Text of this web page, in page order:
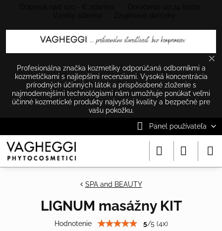
✕
Profesionálna značka kozmetiky odporúčaná odborníkmi a
kozmetičkami s najlepšími recenziami. Vysoká koncentrácia
prírodných účinných látok a prispôsobené zloženie s
najmodernejšími technológiami nám umožňuje ponúkať veľmi
účinné kozmetické produkty najvyššej kvality a bezpečné pre
vašu pokožku.
Panel používateľa
SPA and BEAUTY
LIGNUM masážny KIT
Hodnotenie 5/5 (4x)